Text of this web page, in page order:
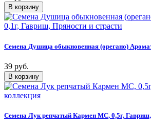
Семена Душица обыкновенная (орегано)
39 руб.
Семена Лук репчатый Кармен МС, 0,5г,